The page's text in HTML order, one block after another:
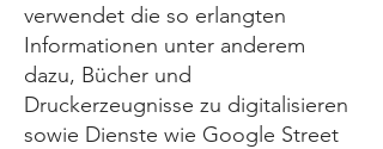
verwendet die so erlangten
Informationen unter anderem
dazu, Bücher und
Druckerzeugnisse zu digitalisieren
sowie Dienste wie Google Street